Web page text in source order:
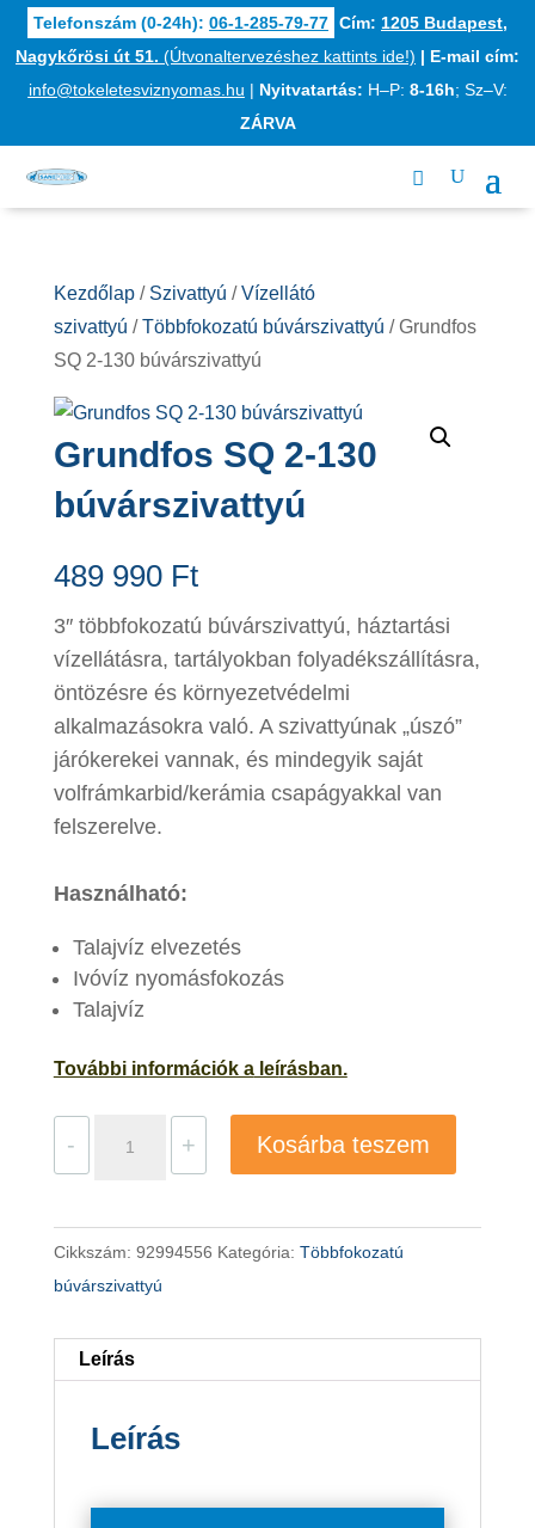
Telefonszám (0-24h): 06-1-285-79-77 Cím: 1205 Budapest,
Nagykőrösi út 51. (Útvonaltervezéshez kattints ide!) | E-mail cím:
info@tokeletesviznyomas.hu | Nyitvatartás: H–P: 8-16h; Sz–V:
ZÁRVA
Kezdőlap/ Szivattyú /Vízellátó
szivattyú /Többfokozatú búvárszivattyú / Grundfos
SQ 2-130 búvárszivattyú
Grundfos SQ 2-130
búvárszivattyú
489 990 Ft
3″ többfokozatú búvárszivattyú, háztartási
vízellátásra, tartályokban folyadékszállításra,
öntözésre és környezetvédelmi
alkalmazásokra való. A szivattyúnak „úszó”
járókerekei vannak, és mindegyik saját
volfrámkarbid/kerámia csapágyakkal van
felszerelve.
Használható:
Talajvíz elvezetés
Ivóvíz nyomásfokozás
Talajvíz
További információk aleírásban.
-
130
búvárszivattyú
mennyiség
+ Kosárba teszem
Cikkszám: 92994556 Kategória: Többfokozatú
búvárszivattyú
Leírás
Leírás